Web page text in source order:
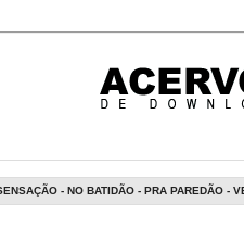
- NO BATIDÃO - PRA PAREDÃO -